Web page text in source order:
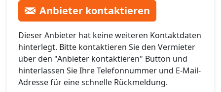
Anbieter kontaktieren
Dieser Anbieter hat keine weiteren Kontaktdaten
hinterlegt. Bitte kontaktieren Sie den Vermieter
über den "Anbieter kontaktieren" Button und
hinterlassen Sie Ihre Telefonnummer und E-Mail-
Adresse für eine schnelle Rückmeldung.